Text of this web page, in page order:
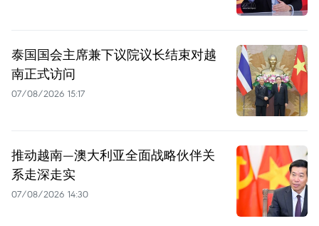
泰国国会主席兼下议院议长结束对越
南正式访问
07/08/2026 15:17
推动越南—澳大利亚全面战略伙伴关
系走深走实
07/08/2026 14:30